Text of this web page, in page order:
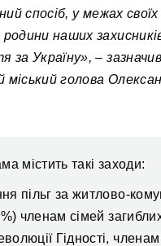
спосіб, у межах своїх
наших
за Україну», – зазначив
міський голова
містить такі заходи:
пільг за житлово-
членам сімей
Гідності, членам